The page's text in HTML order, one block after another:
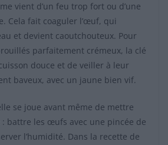
vient d’un feu trop fort ou d’une
Cela fait coaguler l’œuf, qui
et devient caoutchouteux. Pour
parfaitement crémeux, la clé
douce et de veiller à leur
baveux, avec un jaune bien vif.
se joue avant même de mettre
: battre les œufs avec une pincée de
l’humidité. Dans la recette de